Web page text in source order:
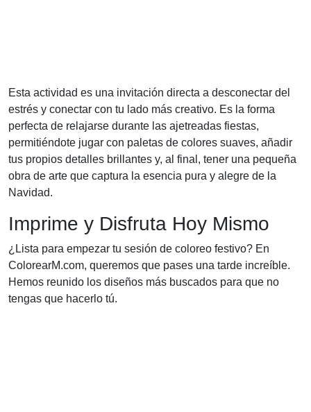
Esta actividad es una invitación directa a desconectar del
estrés y conectar con tu lado más creativo. Es la forma
perfecta de relajarse durante las ajetreadas fiestas,
permitiéndote jugar con paletas de colores suaves, añadir
tus propios detalles brillantes y, al final, tener una pequeña
obra de arte que captura la esencia pura y alegre de la
Navidad.
Imprime y Disfruta Hoy Mismo
¿Lista para empezar tu sesión de coloreo festivo? En
ColorearM.com, queremos que pases una tarde increíble.
Hemos reunido los diseños más buscados para que no
tengas que hacerlo tú.